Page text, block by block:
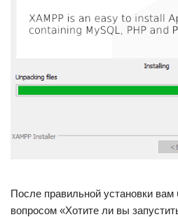
После правильной установки
вопросом «Хотите ли вы